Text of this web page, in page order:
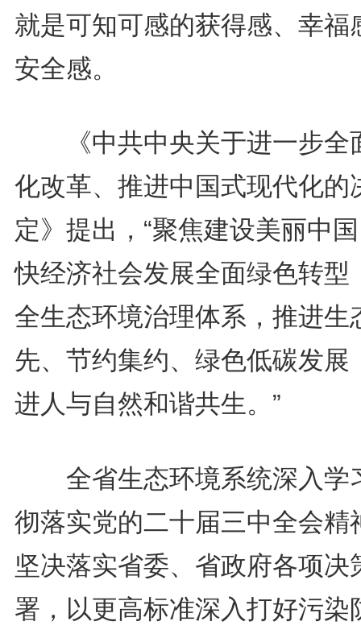
就是可知可感的获得感、幸福
安全感。
《中共中央关于进一步全
化改革、推进中国式现代化的
定》提出，“聚焦建设美丽中
快经济社会发展全面绿色转型
全生态环境治理体系，推进生
先、节约集约、绿色低碳发展
进人与自然和谐共生。”
全省生态环境系统深入学
彻落实党的二十届三中全会精
坚决落实省委、省政府各项决
署，以更高标准深入打好污染